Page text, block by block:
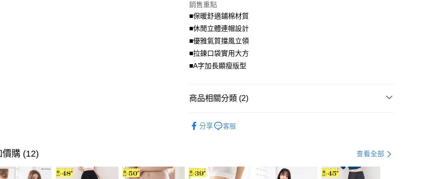
全盈+PAY
大哥付你分期
相關說明
【大哥付你分期使用說明】
1.本服務由台灣大哥大提供，台灣大哥大用戶可立即使用無須另外申請。
3.實際核准額度、可分期數及費用金額請依後續交易確認頁面所載為準。
無法說明評估內容。
帳／街口支付／iPASS MONEY」等通路繳費。
AFTEE先享後付
AFTEE先享後付是「在收到商品之後才付款」的支付方式。 讓您購物簡單
便利好安心！
２．便利：只要手機號碼，簡訊認證，即可結帳。
３．安心：先確認商品／服務後，再付款。
１．於結帳方式選擇「AFTEE先享後付」後，將跳轉至「AFTEE先享後
付」結帳頁面，進行簡訊認證並確認金額後，即可完成結帳。
２．訂單成立數日內，您將收到繳費通知簡訊。
運送方式
付款後全家取貨
銷售重點
■保暖舒適鋪棉材質
■休閒立體連帽設計
■優雅氣質擋風立領
■拉鍊口袋實用大方
■A字加長顯瘦版型
商品相關分類 (2)
分享 客服
價購 (12) 查看全部